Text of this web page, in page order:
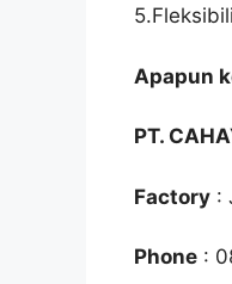
Apapun
PT.
Factory :
Phone :